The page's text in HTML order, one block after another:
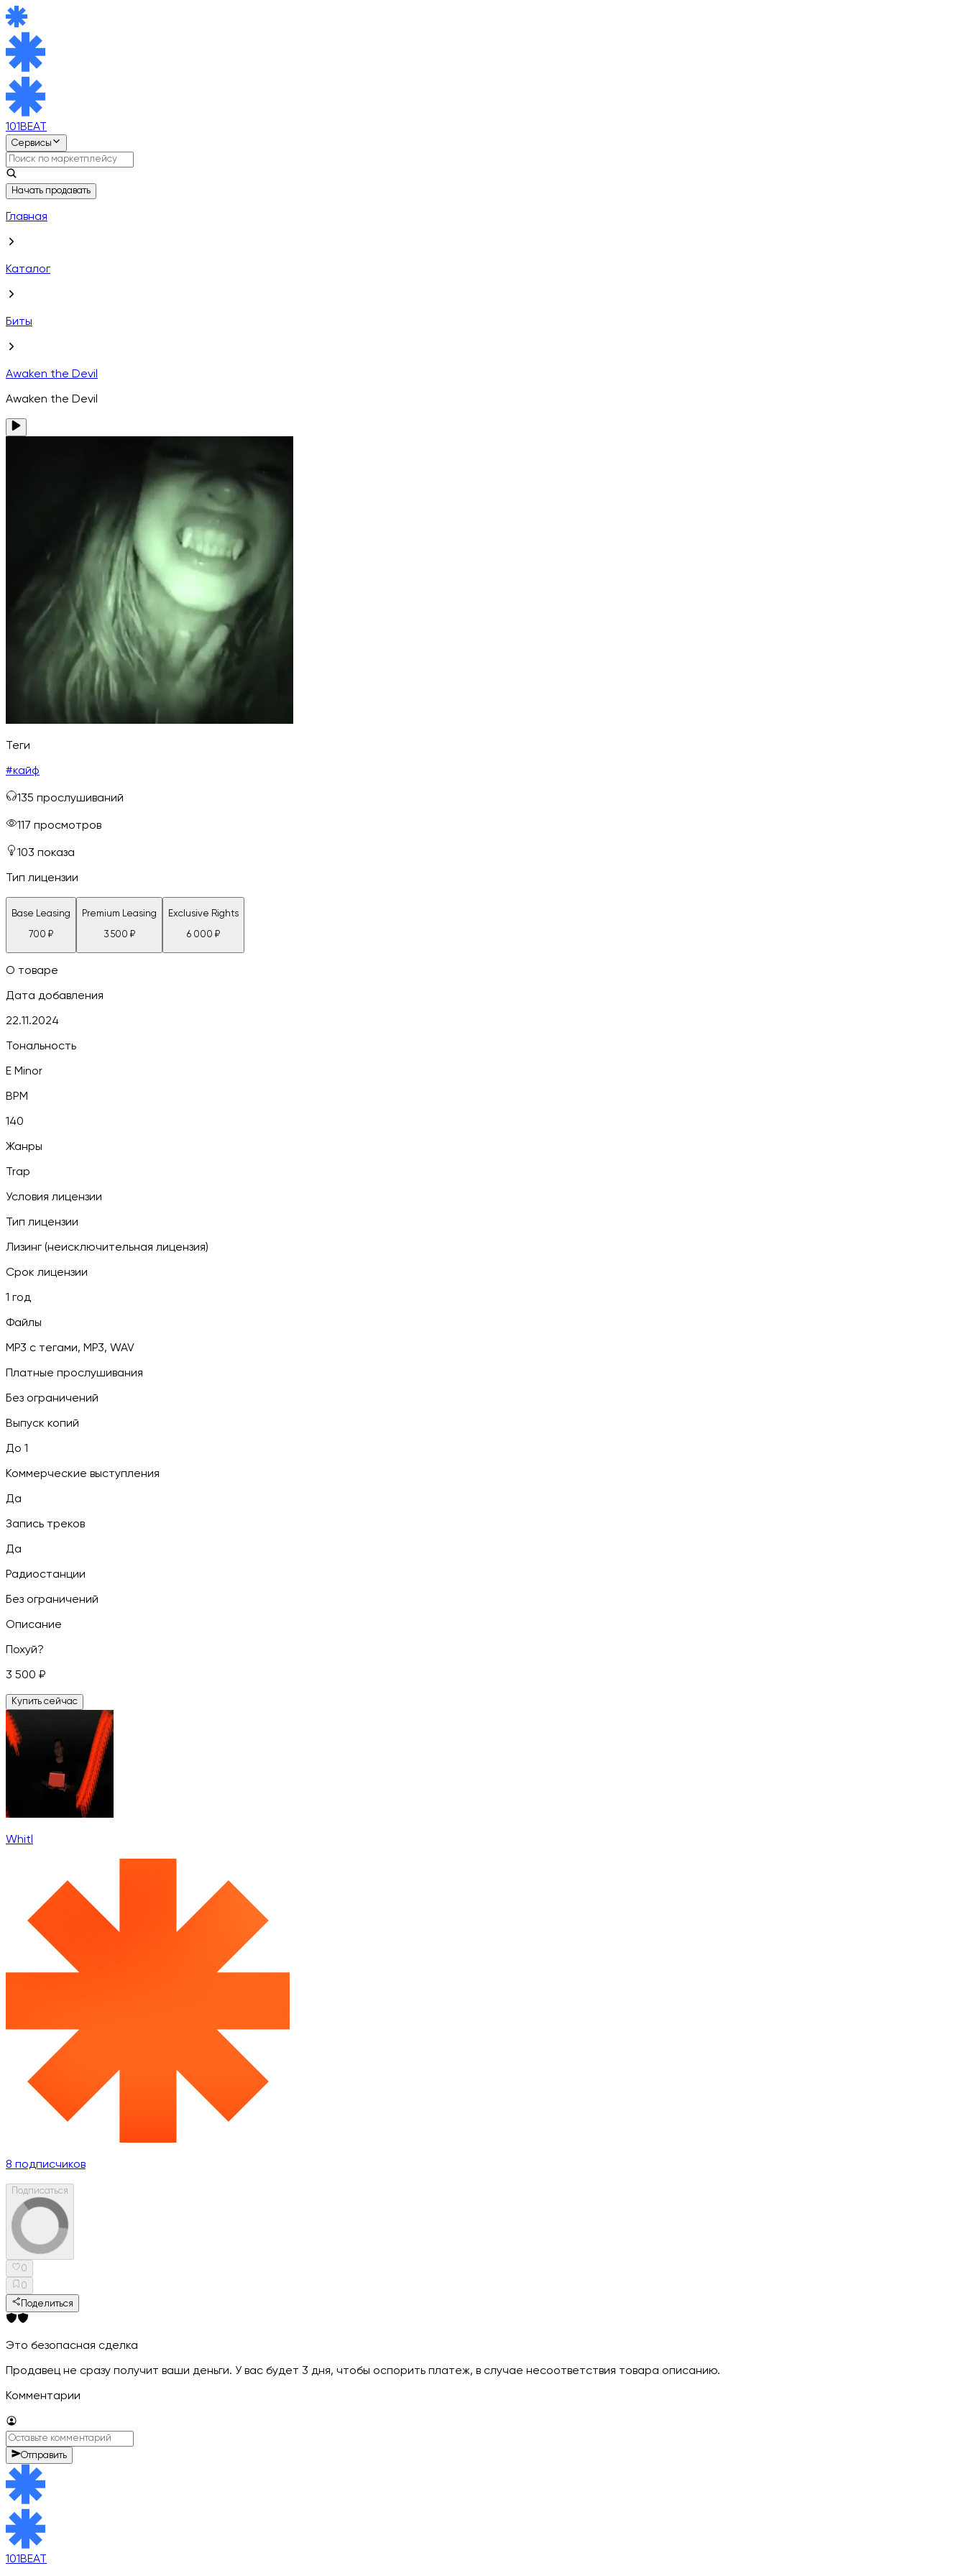
101BEAT
Сервисы
Начать продавать
Главная
Каталог
Биты
Awaken the Devil
Awaken the Devil
Теги
#кайф
135 прослушиваний
117 просмотров
103 показа
Тип лицензии
Base Leasing
700 ₽
Premium Leasing
3 500 ₽
Exclusive Rights
6 000 ₽
О товаре
Дата добавления
22.11.2024
Тональность
E Minor
BPM
140
Жанры
Trap
Условия лицензии
Тип лицензии
Лизинг (неисключительная лицензия)
Срок лицензии
1 год
Файлы
MP3 c тегами, MP3, WAV
Платные прослушивания
Без ограничений
Выпуск копий
До 1
Коммерческие выступления
Да
Запись треков
Да
Радиостанции
Без ограничений
Описание
Похуй?
3 500 ₽
Купить сейчас
Whitl
8 подписчиков
Подписаться
0
0
Поделиться
Это безопасная сделка
Продавец не сразу получит ваши деньги. У вас будет 3 дня, чтобы оспорить платеж, в случае несоответствия товара описанию.
Комментарии
Отправить
101BEAT